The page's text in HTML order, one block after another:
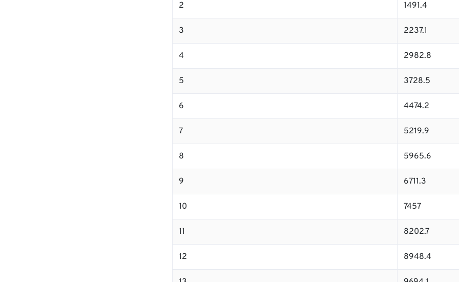
2 1491.4
3 2237.1
4 2982.8
5 3728.5
6 4474.2
7 5219.9
8 5965.6
9 6711.3
10 7457
11 8202.7
12 8948.4